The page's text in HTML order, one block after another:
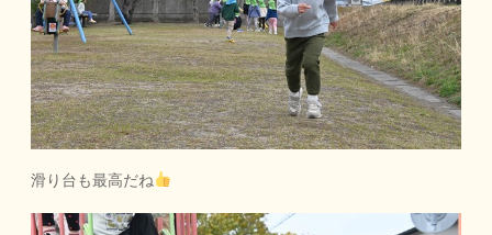
滑り台も最高だね